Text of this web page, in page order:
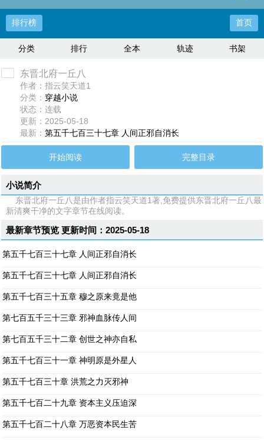
排行榜 首页
分类 排行 全本 轨迹 书架
东晋北府一丘八
作者：指云笑天道1
分类： 穿越小说
状态：连载
更新：2025-05-18
最新：第五千七百三十七章 人间正邪自消长
开始阅读 完整目录
小说简介
东晋北府一丘八是由作者指云笑天道1著,免费提供东晋北府一丘八最
新清爽干净的文字章节在线阅读。
最新章节预览 更新时间：2025-05-18
第五千七百三十七章 人间正邪自消长
第五千七百三十七章 人间正邪自消长
第五千七百三十五章 穆之原来竟是他
第七百五千三十三章 邪神血脉传人间
第七百五千三十二章 创世之神亦自私
第五千七百三十一章 神明原是外星人
第五千七百三十章 洪荒之力灭邪神
第五千七百二十九章 资本主义压迫深
第五千七百二十八章 万恶资本民生苦